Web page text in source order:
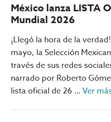
y
cómo
activarlos
México lanza LISTA
Mundial 2026
¡Llegó la hora de la
mayo, la Selección
través de sus redes
narrado por Roberto
lista oficial de 26 …Ver